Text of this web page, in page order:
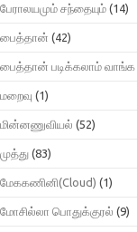
பேராலயமும் சந்தையும் (14)
பைத்தான் (42)
பைத்தான் படிக்கலாம் வாங்க
மறைவு (1)
மின்னணுவியல் (52)
முத்து (83)
மேககணினி(Cloud) (1)
மோசில்லா பொதுக்குரல் (9)